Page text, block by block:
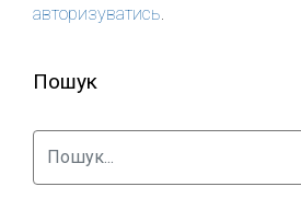
авторизуватись.
Пошук